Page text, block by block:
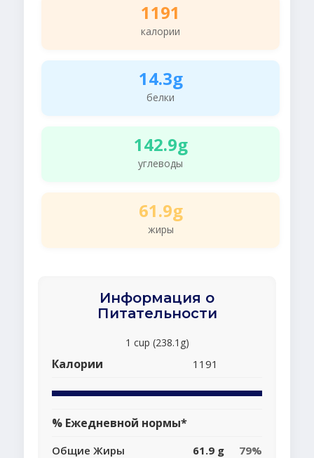
1191
калории
14.3g
белки
142.9g
углеводы
61.9g
жиры
Информация о
Питательности
1 cup (238.1g)
Калории 1191
% Ежедневной нормы*
Общие Жиры 61.9 g
79%